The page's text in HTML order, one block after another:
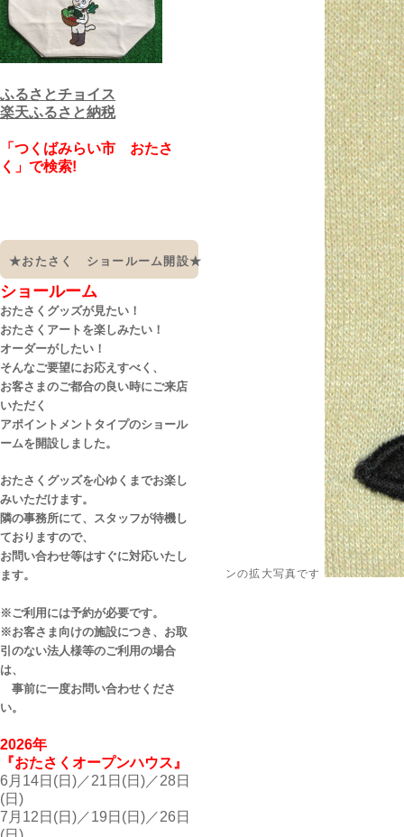
ンの拡大写真です
ふるさとチョイス
楽天ふるさと納税
「つくばみらい市 おたさ
く」で検索!
★おたさく ショールーム開設★
ショールーム
おたさくグッズが見たい！
おたさくアートを楽しみたい！
オーダーがしたい！
そんなご要望にお応えすべく、
お客さまのご都合の良い時にご来店
いただく
アポイントメントタイプのショール
ームを開設しました。
おたさくグッズを心ゆくまでお楽し
みいただけます。
隣の事務所にて、スタッフが待機し
ておりますので、
お問い合わせ等はすぐに対応いたし
ます。
※ご利用には予約が必要です。
※お客さま向けの施設につき、お取
引のない法人様等のご利用の場合
は、
事前に一度お問い合わせくださ
い。
2026年
『おたさくオープンハウス』
6月14日(日)／21日(日)／28日
(日)
7月12日(日)／19日(日)／26日